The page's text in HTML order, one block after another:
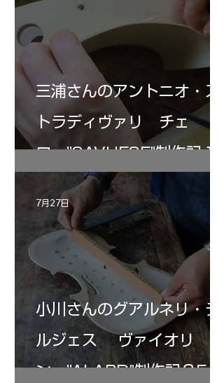
三浦さんのアントニオ・ス
トラディヴァリ チェ
ロ ”SAVUESE"制作記１2
小川さんのグアルネリ・デ
ルジェス ヴァイオリ
ン ”ALARD"制作記３5
7月27日